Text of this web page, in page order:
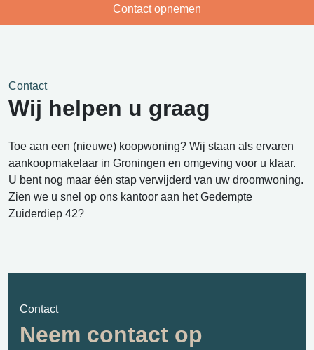
Contact opnemen
Contact
Neem contact op
Contact
Wij helpen u graag
Toe aan een (nieuwe) koopwoning? Wij staan als ervaren
aankoopmakelaar in Groningen en omgeving voor u klaar.
U bent nog maar één stap verwijderd van uw droomwoning.
Zien we u snel op ons kantoor aan het Gedempte
Zuiderdiep 42?